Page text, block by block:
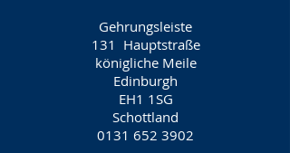
Gehrungsleiste
131 Hauptstraße
königliche Meile
Edinburgh
EH1 1SG
Schottland
0131 652 3902